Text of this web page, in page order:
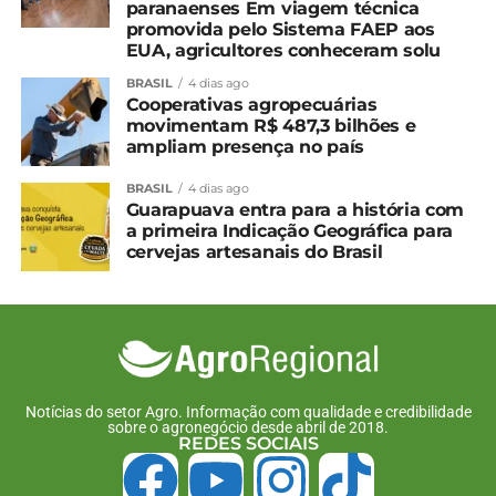
de sol
23 de julho, 2025
Simepar
29 de janeiro, 2026
Com La Niña, verão
2025/2026 foi marcado
por chuvas irregulares e
23 de março, 2026
Em "Brasil"
Está criando suínos soltos? Veja as novas
regras da Adapar
Protagonista das festas juninas, amendoim é
cultivado em 200 municípios do Paraná
paranaenses Em viagem técnica
promovida pelo Sistema FAEP aos
EUA, agricultores conheceram solu
BRASIL 4 dias ago
Cooperativas agropecuárias
movimentam R$ 487,3 bilhões e
ampliam presença no país
BRASIL 4 dias ago
Guarapuava entra para a história com
a primeira Indicação Geográfica para
cervejas artesanais do Brasil
Notícias do setor Agro. Informação com qualidade e credibilidade
sobre o agronegócio desde abril de 2018.
REDES SOCIAIS